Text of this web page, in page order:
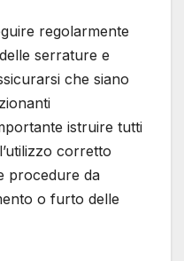
regolarmente
serrature e
che siano
istruire tutti
corretto
procedure da
o furto delle